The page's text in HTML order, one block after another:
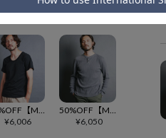
30%OFF【Magine(マージン)】SUPIMA CTN BASIC U-N TEE S-S Tシャツ(2522-015)
¥6,006
50%OFF【Magine(マージン)】CTN VINTAGE RIB HENLY-N L-S ヘンリーネックカットソー(2512-007)
¥6,050